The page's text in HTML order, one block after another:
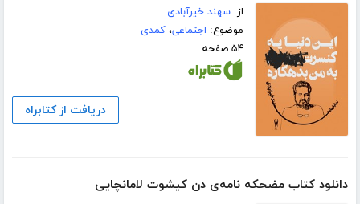
از:سهند خیرآبادی
موضوع: اجتماعی،کمدی
۵۴ صفحه
دریافت از کتابراه
دانلود کتاب مضحکه نامه‌ی دن‌ کیشوت لامانچایی